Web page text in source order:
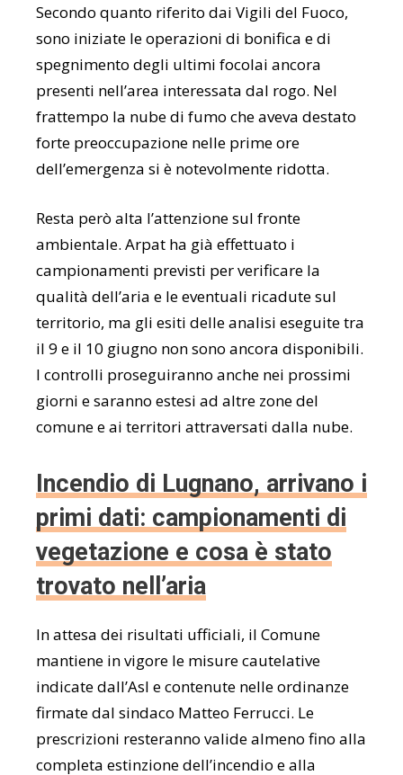
Secondo quanto riferito dai Vigili del Fuoco,
sono iniziate le operazioni di bonifica e di
spegnimento degli ultimi focolai ancora
presenti nell’area interessata dal rogo. Nel
frattempo la nube di fumo che aveva destato
forte preoccupazione nelle prime ore
dell’emergenza si è notevolmente ridotta.
Resta però alta l’attenzione sul fronte
ambientale. Arpat ha già effettuato i
campionamenti previsti per verificare la
qualità dell’aria e le eventuali ricadute sul
territorio, ma gli esiti delle analisi eseguite tra
il 9 e il 10 giugno non sono ancora disponibili.
I controlli proseguiranno anche nei prossimi
giorni e saranno estesi ad altre zone del
comune e ai territori attraversati dalla nube.
Incendio di Lugnano, arrivano i
primi dati: campionamenti di
vegetazione e cosa è stato
trovato nell’aria
In attesa dei risultati ufficiali, il Comune
mantiene in vigore le misure cautelative
indicate dall’Asl e contenute nelle ordinanze
firmate dal sindaco Matteo Ferrucci. Le
prescrizioni resteranno valide almeno fino alla
completa estinzione dell’incendio e alla